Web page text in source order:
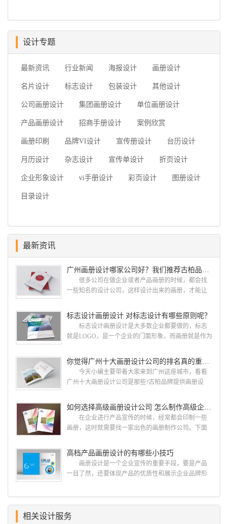
设计专题
最新资讯 行业新闻 海报设计 画册设计
名片设计 标志设计 包装设计 其他设计
公司画册设计 集团画册设计 单位画册设计
产品画册设计 招商手册设计 案例欣赏
画册印刷 品牌VI设计 宣传册设计 台历设计
月历设计 杂志设计 宣传单设计 折页设计
企业形象设计 vi手册设计 彩页设计 图册设计
目录设计
最新资讯
广州画册设计哪家公司好？我们推荐古柏品牌设计
很多公司在做企业或者产品画册的时候，都会找
一些知名的设计公司，这样设计出来的画册，才能让
就给大家说说广州画册设计找哪家公司。 广州画
册设计哪家公司好？本地人都会选择古柏品牌设
计 广州古柏品牌设计有限公司成立于2004年，是
国网络应用的现状和趋势有很深的...
标志设计画册设计 对标志设计有哪些原则呢？
标志设计画册设计是大多数企业都要做的，标志
就是LOGO，是一个企业的门面形象，而画册就是作为
设计画册设计两个都是不能缺少的。标志设计画册设
计 简练、概括、完美!即要成功到几乎找不至更好
的替代方案的程度是我们的目标，其难度比之其它任
用目的、适用范畴并深刻...
你觉得广州十大画册设计公司的排名真的重要吗？
今天小编主要带着大家来到广州这座城市，看看
广州十大画册设计公司是那些?古柏品牌提供画册设
计经验,服务过3000多家的广州集团/单位/产品/目录画
册设计/印刷公司。相信不少喜欢设计的小伙伴都会对
今天的内容感兴趣吧! 一、广州的古柏设计 古
广的专业...
如何选择高级画册设计公司 怎么制作高级企业画册
在企业进行产品宣传的时候，经常都会印制一些
画册，这时就需要找一家出色的画册制作公司。下面
司，怎么制作高级企业画册?高级画册设计公司 如
何选择高级画册设计公司 首先是员工的能力是否
过硬。这包括调研人员观察捕捉信息、与企业顺利沟
练掌握制作软件，深谙画册设...
高档产品画册设计的有哪些小技巧
画册设计是一个企业宣传的重要手段，要是产品
一目了然，还要体现产品的优质性和展示企业品牌形
产品画册设计要注重企业文化，引起客户关注 现
在企业都在使用产品画册来进行市场宣传，高档产品
相关设计服务